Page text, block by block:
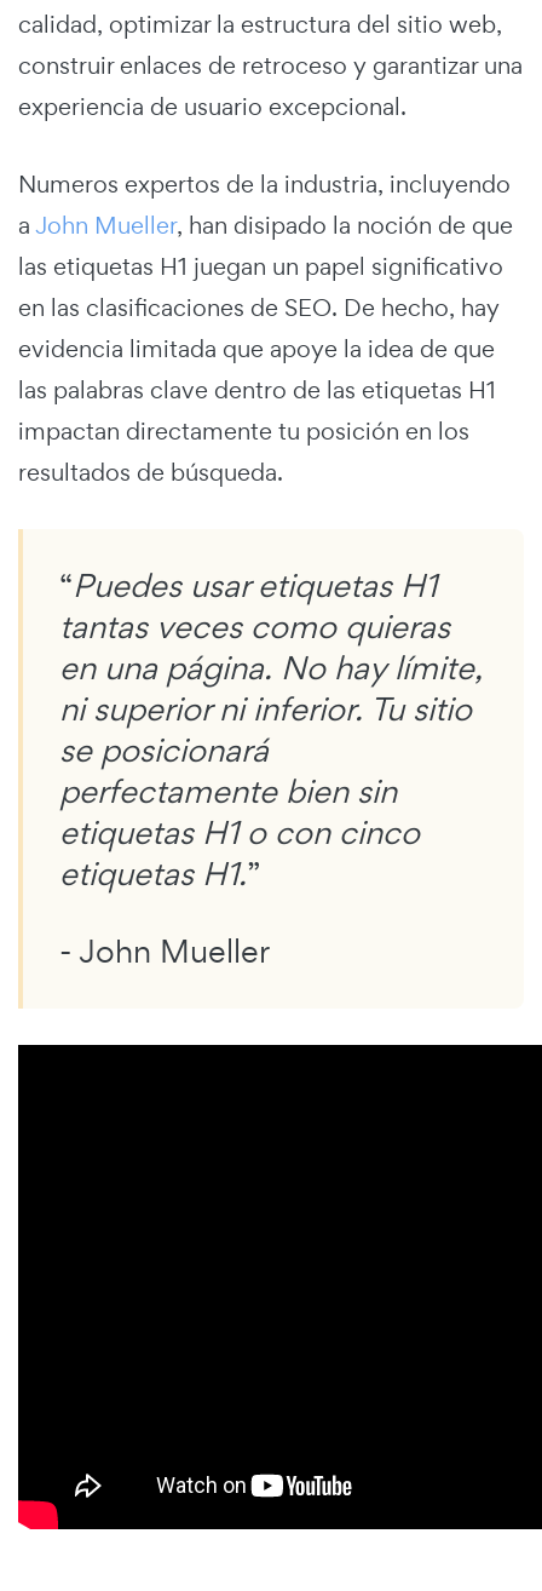
calidad, optimizar la estructura del sitio web,
construir enlaces de retroceso y garantizar una
experiencia de usuario excepcional.
Numeros expertos de la industria, incluyendo
aJohn Mueller, han disipado la noción de que
las etiquetas H1 juegan un papel significativo
en las clasificaciones de SEO. De hecho, hay
evidencia limitada que apoye la idea de que
las palabras clave dentro de las etiquetas H1
impactan directamente tu posición en los
resultados de búsqueda.
“Puedes usar etiquetas H1
tantas veces como quieras
en una página. No hay límite,
ni superior ni inferior. Tu sitio
se posicionará
perfectamente bien sin
etiquetas H1 o con cinco
etiquetas H1.”
- John Mueller